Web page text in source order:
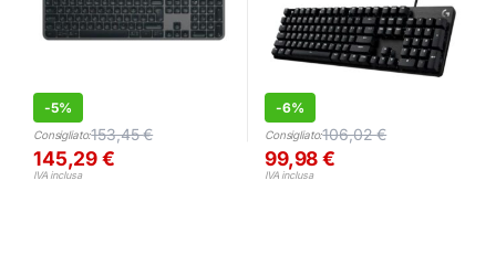
-5%
Consigliato:153,45€
145,29€
IVA inclusa
-6%
Consigliato:106,02€
99,98€
IVA inclusa